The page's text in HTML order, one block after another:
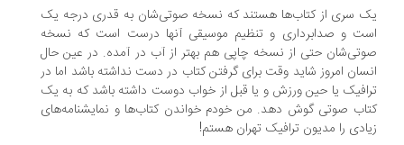
سری از کتاب‌ها هستند که نسخه صوتی‌شان به قدری درجه یک
و صدابرداری و تنظیم موسیقی آنها درست است که نسخه
حتی از نسخه چاپی هم بهتر از آب در آمده. در عین حال
امروز شاید وقت برای گرفتن کتاب در دست نداشته باشد اما در
یا حین ورزش و یا قبل از خواب دوست داشته باشد که به یک
صوتی گوش دهد. من خودم خواندن کتاب‌ها و نمایشنامه‌های
را مدیون ترافیک تهران هستم!